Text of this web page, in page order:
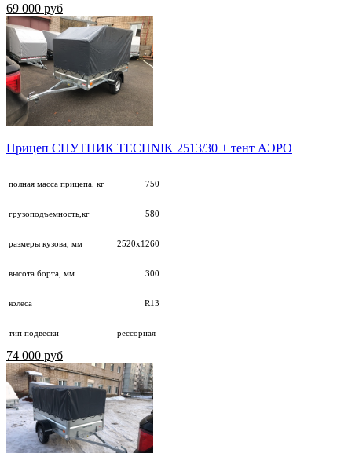
69 000 руб
Прицеп СПУТНИК TECHNIK 2513/30 + тент АЭРО
полная масса прицепа, кг 750
грузоподъемность,кг 580
размеры кузова, мм 2520х1260
высота борта, мм 300
колёса R13
тип подвески рессорная
74 000 руб